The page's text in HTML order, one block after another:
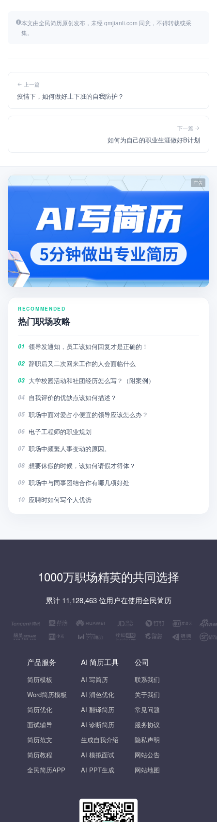
本文由全民简历原创发布，未经 qmjianli.com 同意，不得转载或采
集。
上一篇
疫情下，如何做好上下班的自我防护？
下一篇
如何为自己的职业生涯做好B计划
RECOMMENDED
热门职场攻略
01 领导发通知，员工该如何回复才是正确的！
02 辞职后又二次回来工作的人会面临什么
03 大学校园活动和社团经历怎么写？（附案例）
04 自我评价的优缺点该如何描述？
05 职场中面对爱占小便宜的领导应该怎么办？
06 电子工程师的职业规划
07 职场中频繁人事变动的原因。
08 想要休假的时候，该如何请假才得体？
09 职场中与同事团结合作有哪几项好处
10 应聘时如何写个人优势
1000万职场精英的共同选择
累计 11,128,463 位用户在使用全民简历
产品服务
简历模板
Word简历模板
简历优化
面试辅导
简历范文
简历教程
全民简历APP
AI 简历工具
AI 写简历
AI 润色优化
AI 翻译简历
AI 诊断简历
生成自我介绍
AI 模拟面试
AI PPT生成
公司
联系我们
关于我们
常见问题
服务协议
隐私声明
网站公告
网站地图